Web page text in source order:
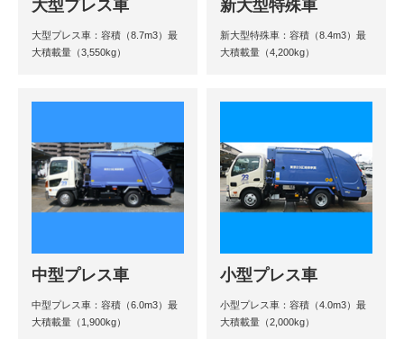
大型プレス車
大型プレス車：容積（8.7m3）最
大積載量（3,550kg）
新大型特殊車
新大型特殊車：容積（8.4m3）最
大積載量（4,200kg）
中型プレス車
中型プレス車：容積（6.0m3）最
大積載量（1,900kg）
小型プレス車
小型プレス車：容積（4.0m3）最
大積載量（2,000kg）